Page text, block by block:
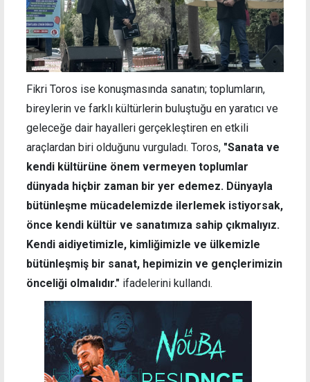
Fikri Toros ise konuşmasında sanatın; toplumların,
bireylerin ve farklı kültürlerin buluştuğu en yaratıcı ve
geleceğe dair hayalleri gerçekleştiren en etkili
araçlardan biri olduğunu vurguladı. Toros, "Sanata ve
kendi kültürüne önem vermeyen toplumlar
dünyada hiçbir zaman bir yer edemez. Dünyayla
bütünleşme mücadelemizde ilerlemek istiyorsak,
önce kendi kültür ve sanatımıza sahip çıkmalıyız.
Kendi aidiyetimizle, kimliğimizle ve ülkemizle
bütünleşmiş bir sanat, hepimizin ve gençlerimizin
önceliği olmalıdır." ifadelerini kullandı.